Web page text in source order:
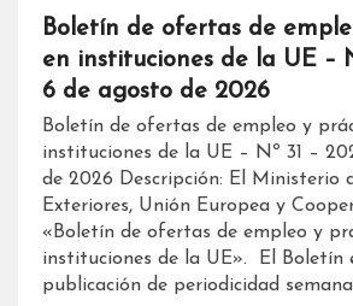
Boletín de ofertas de
en instituciones de la UE –
6 de agosto de 2026
Boletín de ofertas de empleo y
instituciones de la UE – Nº 31 –
de 2026 Descripción: El Ministerio
Exteriores, Unión Europea y
«Boletín de ofertas de empleo y
instituciones de la UE». El Boletín
publicación de periodicidad